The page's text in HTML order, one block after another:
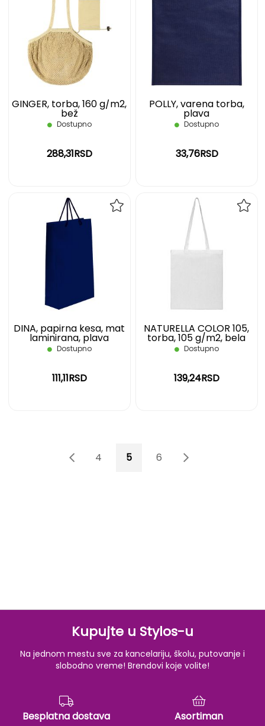
GINGER, torba, 160 g/m2,
bež
Dostupno
288,31RSD
POLLY, varena torba,
plava
Dostupno
33,76RSD
DINA, papirna kesa, mat
laminirana, plava
Dostupno
111,11RSD
NATURELLA COLOR 105,
torba, 105 g/m2, bela
Dostupno
139,24RSD
Page
Previous
Page
3 Page
4 You're currently reading page
5 Page
6 Page
7Page
Sledeće
Kupujte u Stylos-u
Na jednom mestu sve za kancelariju, školu, putovanje i
slobodno vreme! Brendovi koje volite!
Besplatna dostava Asortiman